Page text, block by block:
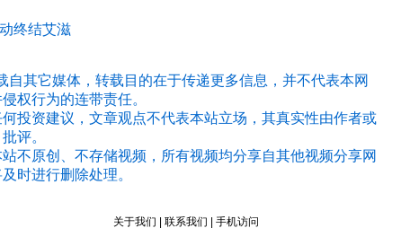
终结艾滋
其它媒体，转载目的在于传递更多信息，并不代表本网
权行为的连带责任。
投资建议，文章观点不代表本站立场，其真实性由作者或
评。
不原创、不存储视频，所有视频均分享自其他视频分享网
时进行删除处理。
关于我们 联系我们 手机访问